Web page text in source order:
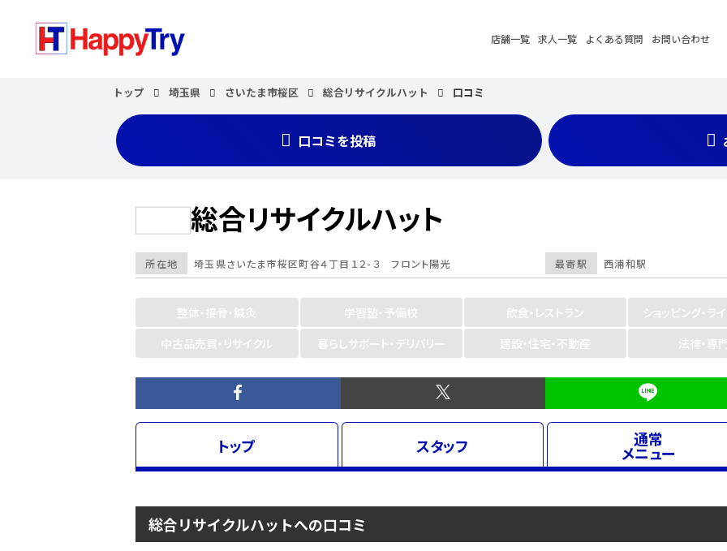
店舗一覧 求人一覧 よくある質問 お問い合わせ
トップ 埼玉県 さいたま市桜区 総合リサイクルハット 口コミ
口コミを投稿
総合リサイクルハット
最寄駅 西浦和駅
所在地 埼玉県さいたま市桜区町谷４丁目１２-３ フロント陽光
整体・接骨・鍼灸 学習塾・予備校 飲食・レストラン
ショッピング・ラ
中古品売買・リサイクル
暮らしサポート・デリバリー 建設・住宅・不動産 法律・専
トップ スタッフ 通常
メニュー
総合リサイクルハットへの口コミ